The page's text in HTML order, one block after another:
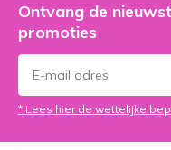
Ontvang de
promoties
* Lees hier de wettelijke